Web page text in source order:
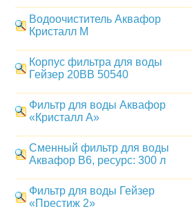
Водоочиститель Аквафор
Кристалл М
Корпус фильтра для воды
Гейзер 20BB 50540
Фильтр для воды Аквафор
«Кристалл А»
Сменный фильтр для воды
Аквафор B6, ресурс: 300 л
Фильтр для воды Гейзер
«Престиж 2»